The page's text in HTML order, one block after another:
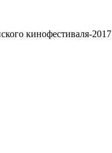
кинофестиваля-2017